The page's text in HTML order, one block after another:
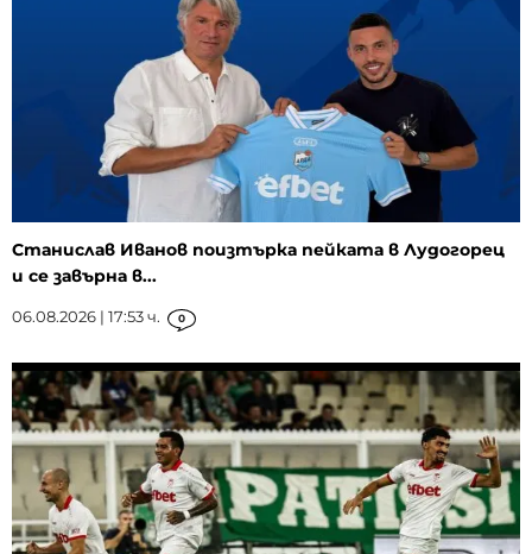
Станислав Иванов поизтърка пейката в Лудогорец
и се завърна в...
06.08.2026 | 17:53 ч. 0